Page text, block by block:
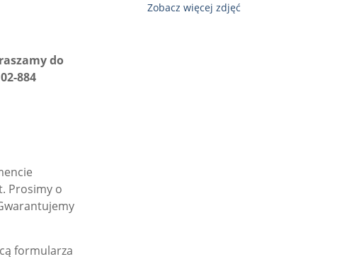
do
884
Prosimy o
formularza
Zobacz więcej zdjęć